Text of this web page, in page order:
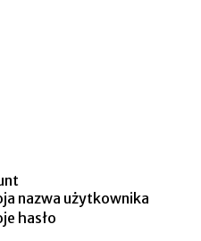
nazwa użytkownika
hasło